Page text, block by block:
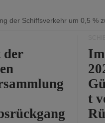
der Schiffsverkehr um 0,5 %
der
t